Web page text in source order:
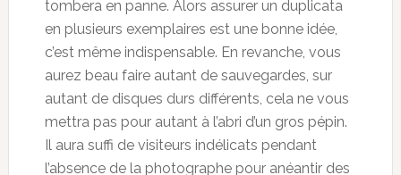
tombera en panne. Alors assurer un duplicata
en plusieurs exemplaires est une bonne idée,
c’est même indispensable. En revanche, vous
aurez beau faire autant de sauvegardes, sur
autant de disques durs différents, cela ne vous
mettra pas pour autant à l’abri d’un gros pépin.
Il aura suffi de visiteurs indélicats pendant
l’absence de la photographe pour anéantir des